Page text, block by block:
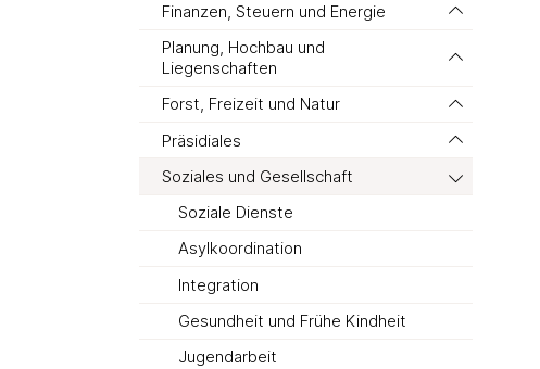
Finanzen, Steuern und Energie
Planung, Hochbau und
Liegenschaften
Forst, Freizeit und Natur
Präsidiales
Soziales und Gesellschaft
Soziale Dienste
Asylkoordination
Integration
Gesundheit und Frühe Kindheit
Jugendarbeit